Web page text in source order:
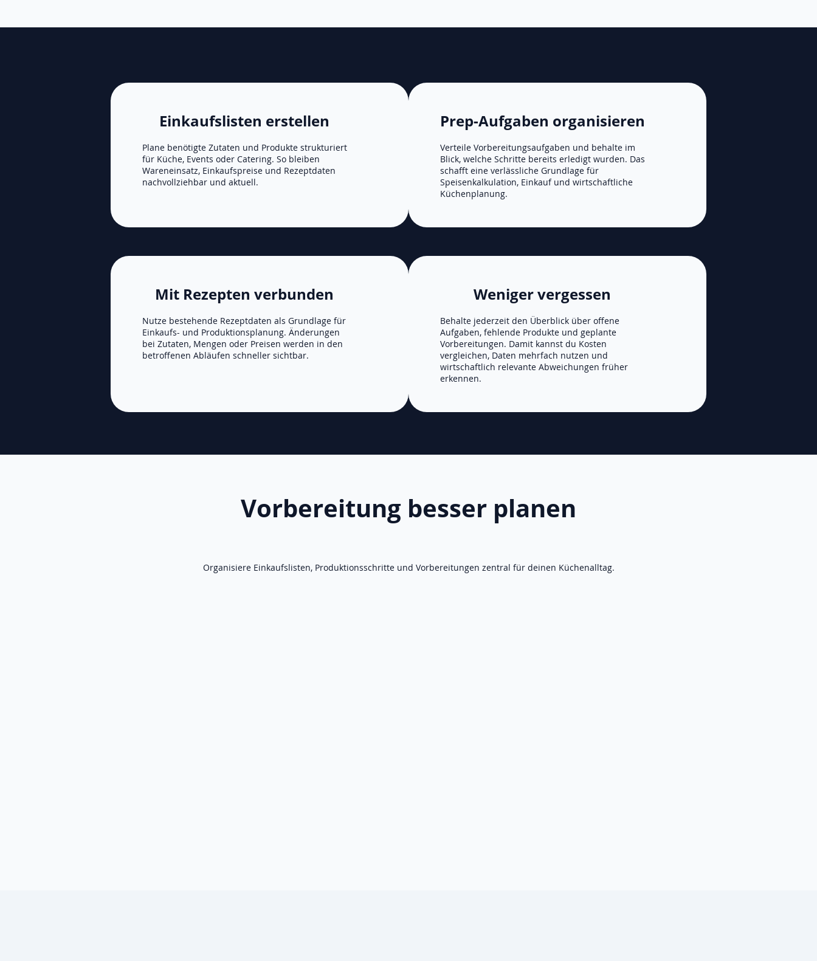
Einkaufslisten erstellen
Plane benötigte Zutaten und Produkte strukturiert
für Küche, Events oder Catering. So bleiben
Wareneinsatz, Einkaufspreise und Rezeptdaten
nachvollziehbar und aktuell.
Prep-Aufgaben organisieren
Verteile Vorbereitungsaufgaben und behalte im
Blick, welche Schritte bereits erledigt wurden. Das
schafft eine verlässliche Grundlage für
Speisenkalkulation, Einkauf und wirtschaftliche
Küchenplanung.
Mit Rezepten verbunden
Nutze bestehende Rezeptdaten als Grundlage für
Einkaufs- und Produktionsplanung. Änderungen
bei Zutaten, Mengen oder Preisen werden in den
betroffenen Abläufen schneller sichtbar.
Weniger vergessen
Behalte jederzeit den Überblick über offene
Aufgaben, fehlende Produkte und geplante
Vorbereitungen. Damit kannst du Kosten
vergleichen, Daten mehrfach nutzen und
wirtschaftlich relevante Abweichungen früher
erkennen.
Vorbereitung besser planen
Organisiere Einkaufslisten, Produktionsschritte und Vorbereitungen zentral für deinen Küchenalltag.